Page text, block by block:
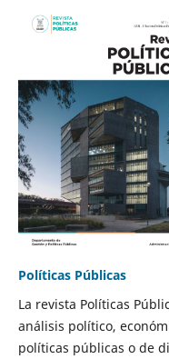
Políticas Públicas
La revista Políticas
análisis político,
políticas públicas o de